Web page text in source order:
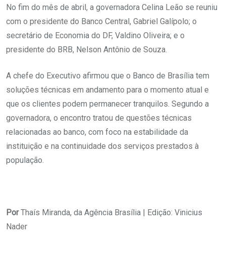
No fim do mês de abril, a governadora Celina Leão se reuniu
com o presidente do Banco Central, Gabriel Galípolo; o
secretário de Economia do DF, Valdino Oliveira; e o
presidente do BRB, Nelson Antônio de Souza.
A chefe do Executivo afirmou que o Banco de Brasília tem
soluções técnicas em andamento para o momento atual e
que os clientes podem permanecer tranquilos. Segundo a
governadora, o encontro tratou de questões técnicas
relacionadas ao banco, com foco na estabilidade da
instituição e na continuidade dos serviços prestados à
população.
PorThaís Miranda, da Agência Brasília | Edição: Vinicius
Nader